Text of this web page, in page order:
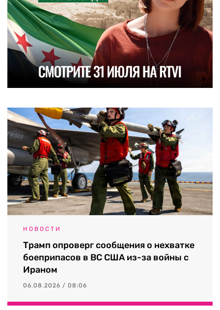
НОВОСТИ
Трамп опроверг сообщения о нехватке
боеприпасов в ВС США из-за войны с
Ираном
06.08.2026 / 08:06